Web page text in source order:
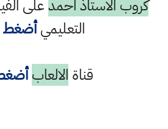
كروب الاستاذ احمدعلى
التعليميأضغط
قناة الالعاب